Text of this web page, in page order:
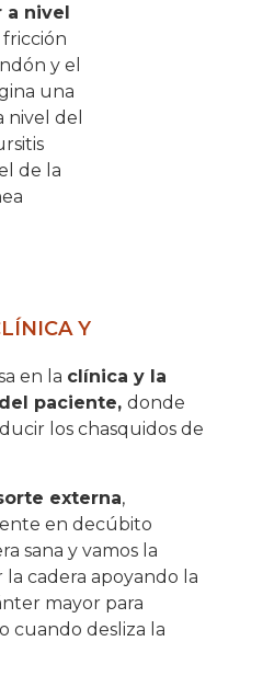
a nivel
y el
una
nivel del
de la
Y
en la clínica y la
paciente, donde
los chasquidos de
externa,
en decúbito
sana y vamos la
cadera apoyando la
mayor para
cuando desliza la